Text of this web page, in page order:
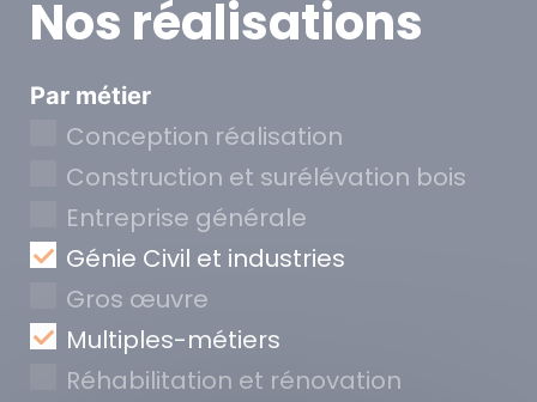
Nos réalisations
Par métier
Conception réalisation
Construction et surélévation bois
Entreprise générale
Génie Civil et industries
Gros œuvre
Multiples-métiers
Réhabilitation et rénovation